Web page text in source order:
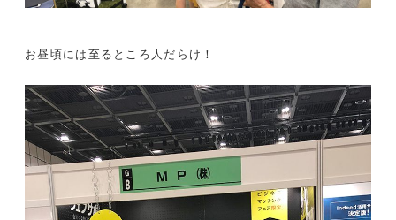
お昼頃には至るところ人だらけ！